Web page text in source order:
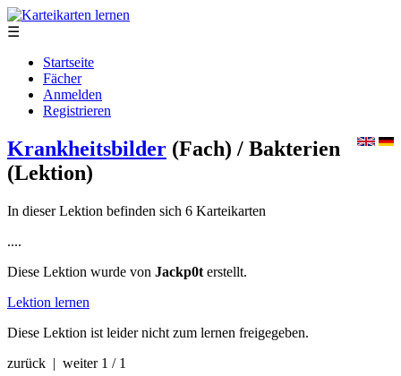
☰
Startseite
Fächer
Anmelden
Registrieren
Krankheitsbilder (Fach) / Bakterien
(Lektion)
In dieser Lektion befinden sich 6 Karteikarten
....
Diese Lektion wurde von Jackp0t erstellt.
Lektion lernen
Diese Lektion ist leider nicht zum lernen freigegeben.
zurück | weiter 1 / 1